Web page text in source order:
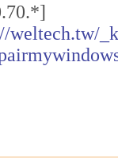
weltech.tw/